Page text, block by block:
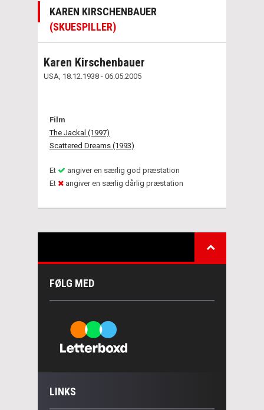
KAREN KIRSCHENBAUER
(SKUESPILLER)
Karen Kirschenbauer
USA, 18.12.1938 - 06.05.2005
Film
The Jackal (1997)
Scattered Dreams (1993)
Et
angiver en særlig god præstation
Et
angiver en særlig dårlig præstation
FØLG MED
LINKS